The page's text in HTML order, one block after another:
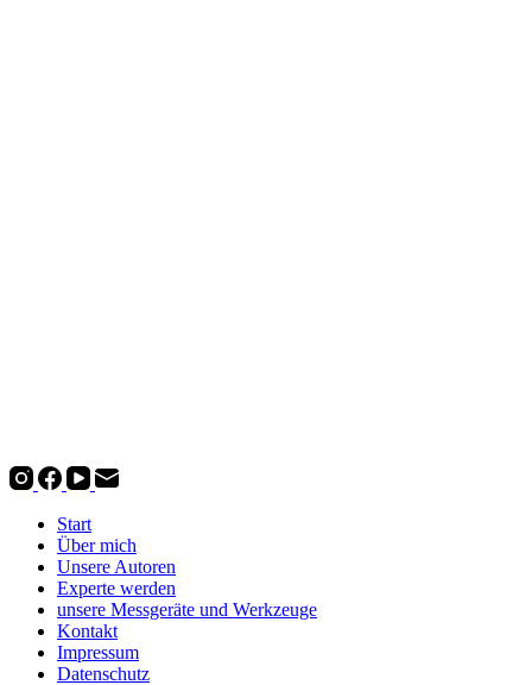
Start
Über mich
Unsere Autoren
Experte werden
unsere Messgeräte und Werkzeuge
Kontakt
Impressum
Datenschutz